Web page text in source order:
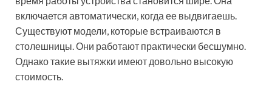
включается автоматически, когда ее выдвигаешь.
Существуют модели, которые встраиваются в
столешницы. Они работают практически бесшумно.
Однако такие вытяжки имеют довольно высокую
стоимость.